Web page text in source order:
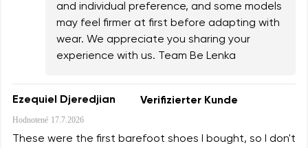
and individual preference, and some models
may feel firmer at first before adapting with
wear. We appreciate you sharing your
experience with us. Team Be Lenka
Ezequiel Djeredjian Verifizierter Kunde
Hodnotené 17.7.2026
These were the first barefoot shoes I bought, so I don't